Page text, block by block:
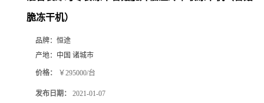
脆冻干机）
品牌： 恒途
产地： 中国 诸城市
价格： ￥295000/台
发布日期： 2021-01-07